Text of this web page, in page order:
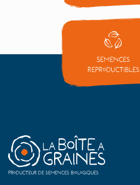
Semences
reproductibles
Producteur de semences biologiques